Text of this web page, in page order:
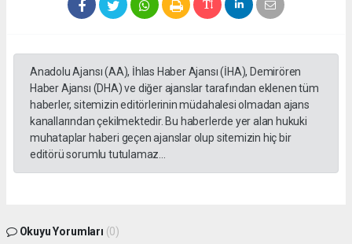
Anadolu Ajansı (AA), İhlas Haber Ajansı (İHA), Demirören
Haber Ajansı (DHA) ve diğer ajanslar tarafından eklenen tüm
haberler, sitemizin editörlerinin müdahalesi olmadan ajans
kanallarından çekilmektedir. Bu haberlerde yer alan hukuki
muhataplar haberi geçen ajanslar olup sitemizin hiç bir
editörü sorumlu tutulamaz...
Okuyu Yorumları (0)